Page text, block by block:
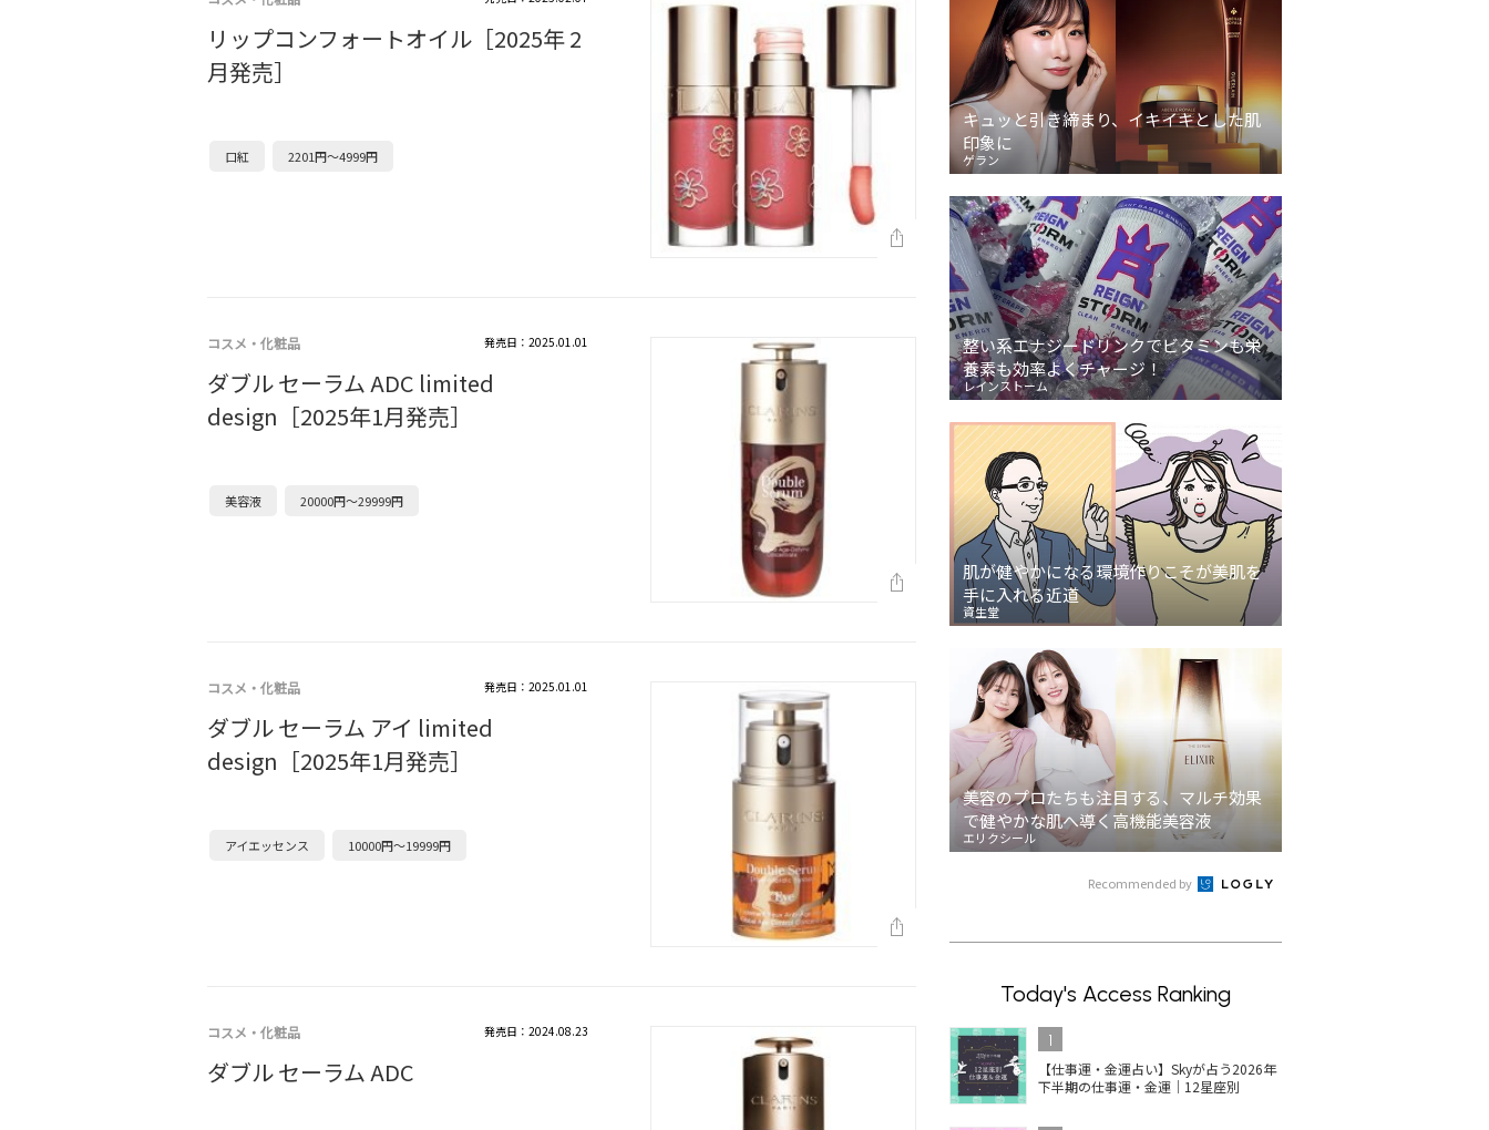
リップコンフォートオイル［2025年 2
月発売］
口紅 2201円～4999円
コスメ・化粧品 発売日：2025.01.01
ダブル セーラム ADC limited
design［2025年1月発売］
美容液 20000円～29999円
コスメ・化粧品 発売日：2025.01.01
ダブル セーラム アイ limited
design［2025年1月発売］
アイエッセンス 10000円～19999円
コスメ・化粧品 発売日：2024.08.23
ダブル セーラム ADC
キュッと引き締まり、イキイキとした肌
印象に
ゲラン
整い系エナジードリンクでビタミンも栄
養素も効率よくチャージ！
レインストーム
肌が健やかになる環境作りこそが美肌を
手に入れる近道
資生堂
美容のプロたちも注目する、マルチ効果
で健やかな肌へ導く高機能美容液
エリクシール
Recommended by
Today's Access Ranking
1
【仕事運・金運占い】Skyが占う2026年
下半期の仕事運・金運｜12星座別